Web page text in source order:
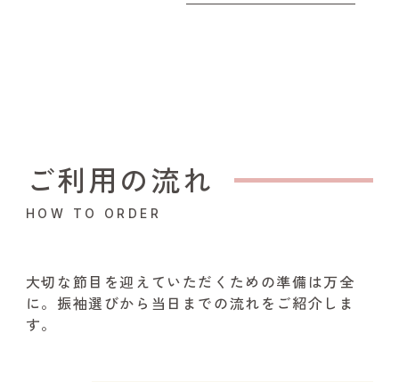
ご利用の流れ
HOW TO ORDER
大切な節目を迎えていただくための準備は万全
に。振袖選びから当日までの流れをご紹介しま
す。